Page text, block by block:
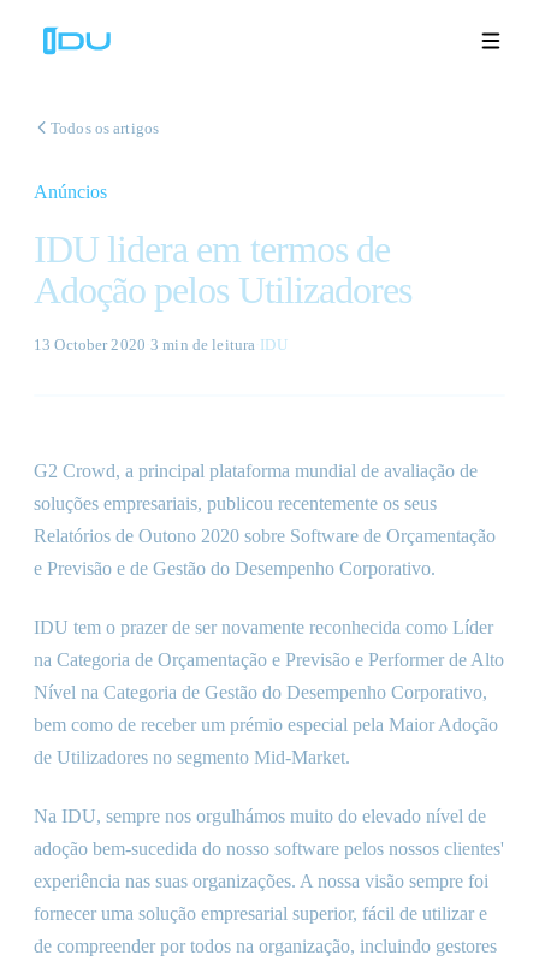
Soluções
Plataforma
🇵🇹 Demonstrações
Todos os artigos
Anúncios
IDU lidera em termos de
Adoção pelos Utilizadores
13 October 2020 ·3 min de leitura IDU
G2 Crowd, a principal plataforma mundial de avaliação de
soluções empresariais, publicou recentemente os seus
Relatórios de Outono 2020 sobre Software de Orçamentação
e Previsão e de Gestão do Desempenho Corporativo.
IDU tem o prazer de ser novamente reconhecida como Líder
na Categoria de Orçamentação e Previsão e Performer de Alto
Nível na Categoria de Gestão do Desempenho Corporativo,
bem como de receber um prémio especial pela Maior Adoção
de Utilizadores no segmento Mid-Market.
Na IDU, sempre nos orgulhámos muito do elevado nível de
adoção bem-sucedida do nosso software pelos nossos clientes'
experiência nas suas organizações. A nossa visão sempre foi
fornecer uma solução empresarial superior, fácil de utilizar e
de compreender por todos na organização, incluindo gestores